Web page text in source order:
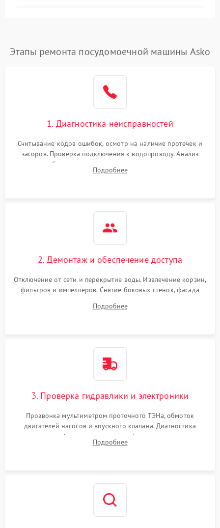
воды
1800 ₽ Подробнее →
Проблемы с
Этапы ремонта посудомоечной машины Asko
1. Диагностика неисправностей
Считывание кодов ошибок, осмотр на наличие протечек и
засоров. Проверка подключения к водопроводу. Анализ
жалоб на отсутствие слива, нагрева, вращения
разбрызгивателей или срабатывание системы защиты
Подробнее
2. Демонтаж и обеспечение доступа
Отключение от сети и перекрытие воды. Извлечение корзин,
фильтров и импеллеров. Снятие боковых стенок, фасада
циркуляционному насосу, ТЭНу и сливной помпе.
Подробнее
3. Проверка гидравлики и электроники
Прозвонка мультиметром проточного ТЭНа, обмоток
двигателей насосов и впускного клапана. Диагностика
прессостата (датчика уровня воды), датчика мутности,
концевика дверцы и электронного модуля управления.
Подробнее